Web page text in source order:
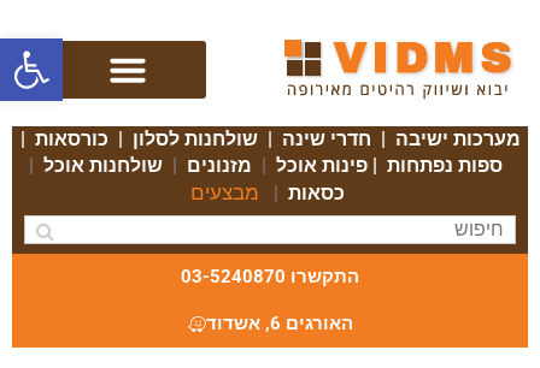
פתח
מערכות ישיבה | חדרי שינה |שולחנות לסלון | כורסאות |
ספות נפתחות |פינות אוכל | מזנונים |שולחנות אוכל |
כסאות | מבצעים
התקשרו 03-5240870
האורגים 6, אשדוד